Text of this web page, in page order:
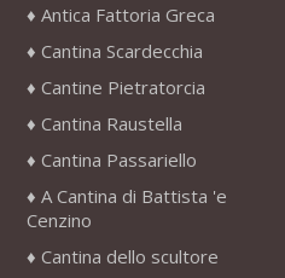
Antica Fattoria Greca
Cantina Scardecchia
Cantine Pietratorcia
Cantina Raustella
Cantina Passariello
A Cantina di Battista 'e
Cenzino
Cantina dello scultore